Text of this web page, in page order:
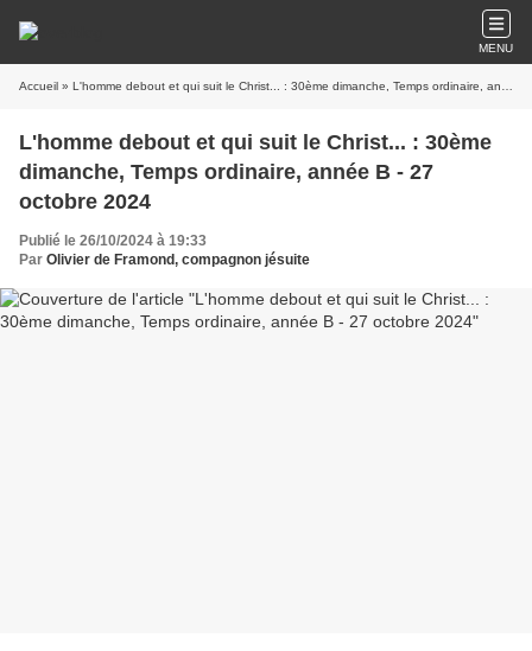
MENU
Accueil » L'homme debout et qui suit le Christ... : 30ème dimanche, Temps ordinaire, année B - 27 octobre 2024
L'homme debout et qui suit le Christ... : 30ème
dimanche, Temps ordinaire, année B - 27
octobre 2024
Publié le 26/10/2024 à 19:33
Par Olivier de Framond, compagnon jésuite